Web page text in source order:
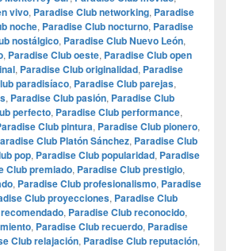
vivo, Paradise Club networking, Paradise
noche, Paradise Club nocturno, Paradise
nostálgico, Paradise Club Nuevo León,
, Paradise Club oeste, Paradise Club open
, Paradise Club originalidad, Paradise
paradisíaco, Paradise Club parejas,
, Paradise Club pasión, Paradise Club
perfecto, Paradise Club performance,
Club pintura, Paradise Club pionero,
Club Platón Sánchez, Paradise Club
pop, Paradise Club popularidad, Paradise
Club premiado, Paradise Club prestigio,
, Paradise Club profesionalismo, Paradise
Club proyecciones, Paradise Club
, Paradise Club reconocido,
, Paradise Club recuerdo, Paradise
Club relajación, Paradise Club reputación,